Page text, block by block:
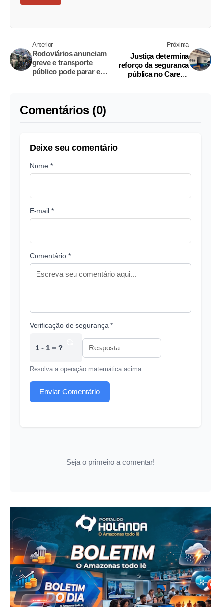
Anterior
Rodoviários anunciam
greve e transporte
público pode parar em
Próxima
Justiça determina
reforço da segurança
pública no Careiro
Comentários (0)
Deixe seu comentário
Nome *
E-mail *
Comentário *
Verificação de segurança *
1 - 1 = ?
Resolva a operação matemática acima
Enviar Comentário
Seja o primeiro a comentar!